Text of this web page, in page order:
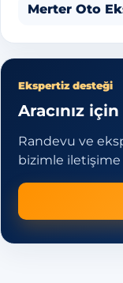
Merter Oto
Ekspertiz desteği
Aracınız
Randevu ve
bizimle